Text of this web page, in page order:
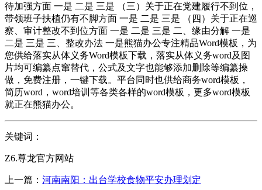
待加强方面 一是 二是 三是 （三）关于正在党建履行不到位，
带领班子扶植仍有不脚方面 一是 二是 三是 （四）关于正在巡
察、审计整改不到位方面 一是 二是 三是 二、缘由分解 一是
二是 三是 三、整改办法 一是熊猫办公专注精品Word模板，为
您供给落实从体义务Word模板下载，落实从体义务word及图
片均可编纂点窜替代，公式及文字也能够添加删除等编纂操
做，免费注册，一键下载。平台同时也供给商务word模板，
简历word，word培训等各类各样的word模板，更多word模板
就正在熊猫办公。
关键词：
Z6.尊龙官方网站
上一篇： 河南南阳：出台学校食物平安办理划定